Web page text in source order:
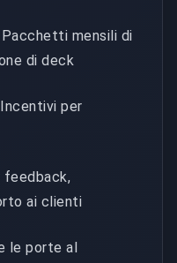
Pacchetti mensili di
di deck
per
feedback,
ai clienti
le porte al